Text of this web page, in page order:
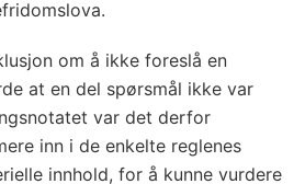
om å ikke foreslå en
at en del spørsmål ikke var
var det derfor
inn i de enkelte reglenes
innhold, for å kunne vurdere